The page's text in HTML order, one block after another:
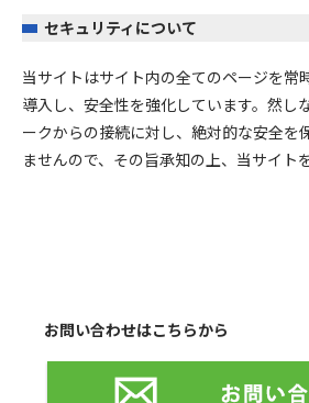
セキュリティについて
当サイトはサイト内の全てのページを常
導入し、安全性を強化しています。然し
ークからの接続に対し、絶対的な安全を
ませんので、その旨承知の上、当サイト
お問い合わせはこちらから